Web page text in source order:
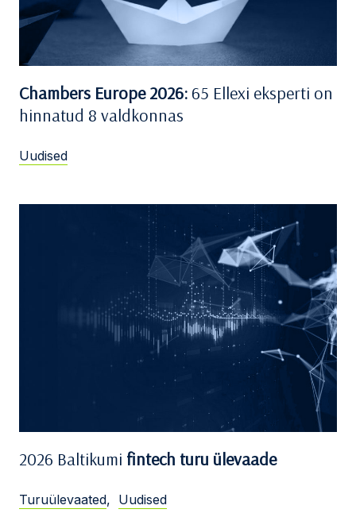
Chambers Europe 2026: 65 Ellexi eksperti on
hinnatud 8 valdkonnas
Uudised
2026 Baltikumi fintech turu ülevaade
Turuülevaated, Uudised